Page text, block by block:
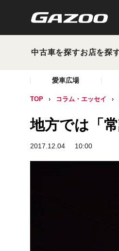
中古車を探すお店を探
愛車広場
TOP コラム・エッセイ
地方では「
2017.12.04 10:00